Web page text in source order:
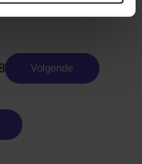
Volgende